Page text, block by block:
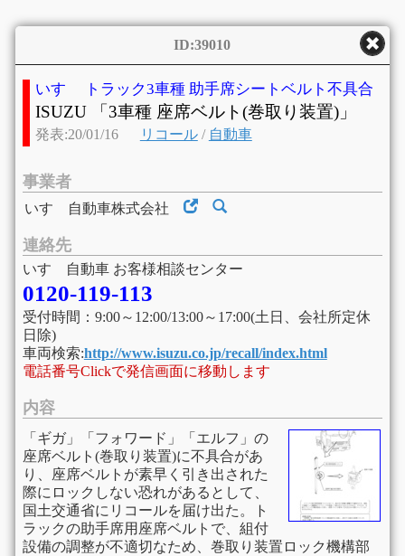
ID:39010
いすゞ トラック3車種 助手席シートベルト不具合
ISUZU 「3車種 座席ベルト(巻取り装置)」
発表:20/01/16 リコール/ 自動車
事業者
いすゞ自動車株式会社
連絡先
いすゞ自動車 お客様相談センター
0120-119-113
受付時間：9:00～12:00/13:00～17:00(土日、会社所定休
日除)
車両検索:http://www.isuzu.co.jp/recall/index.html
電話番号Clickで発信画面に移動します
内容
「ギガ」「フォワード」「エルフ」の
座席ベルト(巻取り装置)に不具合があ
り、座席ベルトが素早く引き出された
際にロックしない恐れがあるとして、
国土交通省にリコールを届け出た。ト
ラックの助手席用座席ベルトで、組付
設備の調整が不適切なため、巻取り装置ロック機構部